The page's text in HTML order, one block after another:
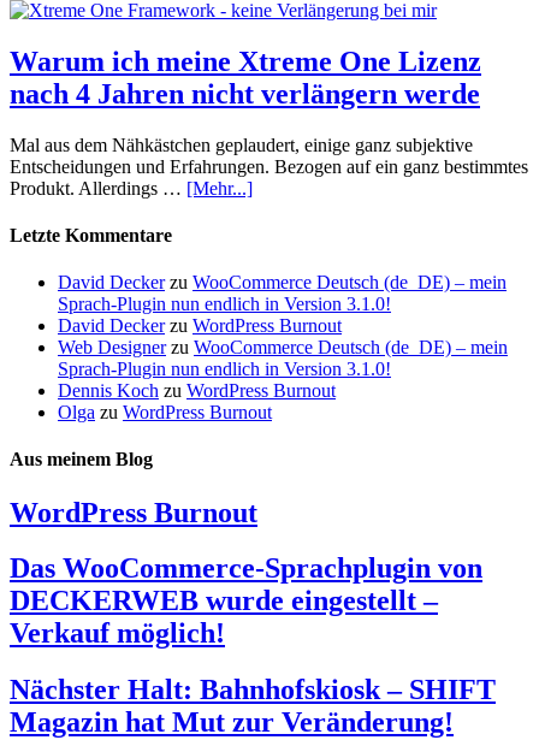
Warum ich meine Xtreme One Lizenz
nach 4 Jahren nicht verlängern werde
Mal aus dem Nähkästchen geplaudert, einige ganz subjektive
Entscheidungen und Erfahrungen. Bezogen auf ein ganz bestimmtes
Produkt. Allerdings … [Mehr...]
Letzte Kommentare
David Deckerzu WooCommerce Deutsch (de_DE) – mein
Sprach-Plugin nun endlich in Version 3.1.0!
David Deckerzu WordPress Burnout
Web Designerzu WooCommerce Deutsch (de_DE) – mein
Sprach-Plugin nun endlich in Version 3.1.0!
Dennis Koch zu WordPress Burnout
Olga zu WordPress Burnout
Aus meinem Blog
WordPress Burnout
Das WooCommerce-Sprachplugin von
DECKERWEB wurde eingestellt –
Verkauf möglich!
Nächster Halt: Bahnhofskiosk – SHIFT
Magazin hat Mut zur Veränderung!